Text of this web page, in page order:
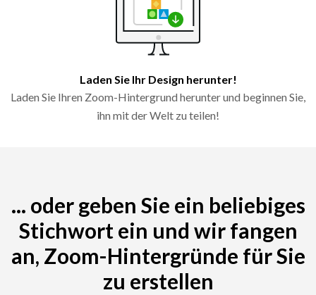
Laden Sie Ihr Design herunter!
Laden Sie Ihren Zoom-Hintergrund herunter und beginnen Sie,
ihn mit der Welt zu teilen!
... oder geben Sie ein beliebiges
Stichwort ein und wir fangen
an, Zoom-Hintergründe für Sie
zu erstellen